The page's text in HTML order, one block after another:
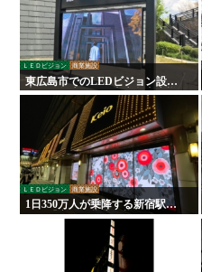
ＬＥＤビジョン 商業施設
東広島市でのLEDビジョン設置
事例｜創建ホーム東広島支店様
へ「視認性抜群」の屋外用看板
ＬＥＤビジョン 商業施設
1日350万人が乗降する新宿駅に
ある『京王百貨店』様にLEDビ
ジョンを設置いたしました！